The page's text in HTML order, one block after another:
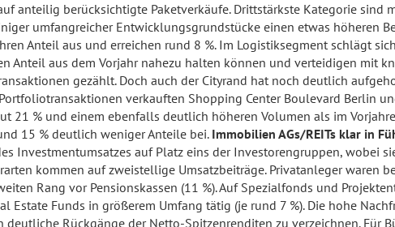
anteilig berücksichtigte Paketverkäufe. Drittstärkste Kategorie sind
umfangreicher Entwicklungsgrundstücke einen etwas höheren
Anteil aus und erreichen rund 8 %. Im Logistiksegment schlägt
Anteil aus dem Vorjahr nahezu halten können und verteidigen mit
gezählt. Doch auch der Cityrand hat noch deutlich
verkauften Shopping Center Boulevard Berlin
21 % und einem ebenfalls deutlich höheren Volumen als im
15 % deutlich weniger Anteile bei. Immobilien AGs/REITs klar in
Investmentumsatzes auf Platz eins der Investorengruppen, wobei
kommen auf zweistellige Umsatzbeiträge. Privatanleger waren
Rang vor Pensionskassen (11 %). Auf Spezialfonds und
Estate Funds in größerem Umfang tätig (je rund 7 %). Die hohe
Rückgänge der Netto-Spitzenrenditen zu verzeichnen. Für